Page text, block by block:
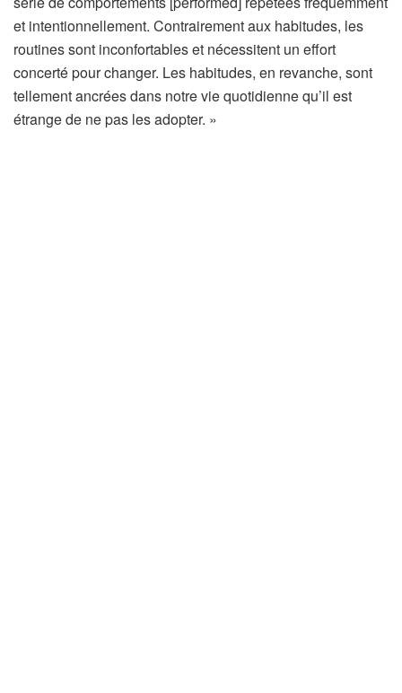
et intentionnellement. Contrairement aux habitudes, les
routines sont inconfortables et nécessitent un effort
concerté pour changer. Les habitudes, en revanche, sont
tellement ancrées dans notre vie quotidienne qu’il est
étrange de ne pas les adopter. »